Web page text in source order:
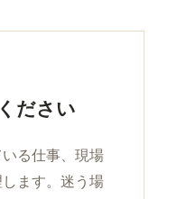
ださい
る仕事、現場
ます。迷う場